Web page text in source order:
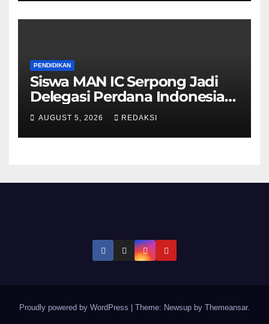
PENDIDIKAN
Siswa MAN IC Serpong Jadi
Delegasi Perdana Indonesia
di Olimpiade Sains Nuklir
Internasional
AUGUST 5, 2026 REDAKSI
Proudly powered by WordPress | Theme: Newsup by Themeansar.